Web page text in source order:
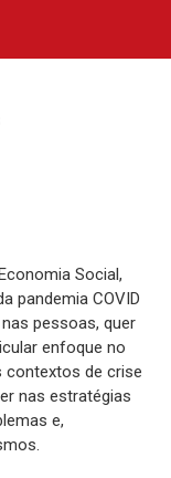
Social,
pandemia COVID
pessoas, quer
enfoque no
contextos de crise
nas estratégias
e,